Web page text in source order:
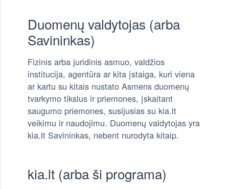
Duomenų valdytojas (arba
Savininkas)
Fizinis arba juridinis asmuo, valdžios
institucija, agentūra ar kita įstaiga, kuri viena
ar kartu su kitais nustato Asmens duomenų
tvarkymo tikslus ir priemones, įskaitant
saugumo priemones, susijusias su kia.lt
veikimu ir naudojimu. Duomenų valdytojas yra
kia.lt Savininkas, nebent nurodyta kitaip.
kia.lt (arba ši programa)